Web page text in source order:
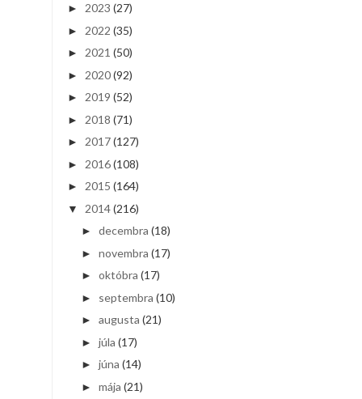
► 2023 (27)
► 2022 (35)
► 2021 (50)
► 2020(92)
► 2019 (52)
► 2018 (71)
► 2017(127)
► 2016(108)
► 2015 (164)
▼ 2014(216)
► decembra (18)
► novembra (17)
► októbra (17)
► septembra (10)
► augusta (21)
► júla (17)
► júna (14)
► mája (21)